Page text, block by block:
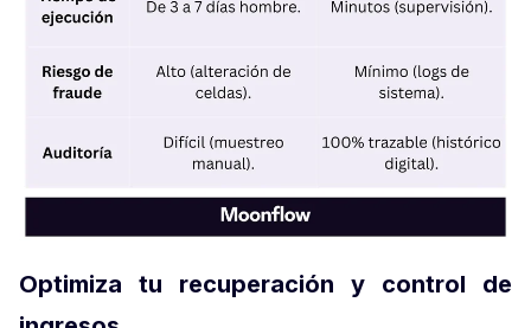
Optimiza tu recuperación y control de